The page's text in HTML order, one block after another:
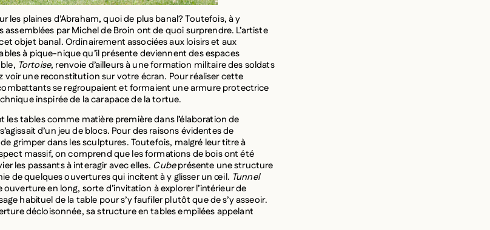
les plaines d’Abraham, quoi de plus banal? Toutefois, à y
assemblées par Michel de Broin ont de quoi surprendre. L’artiste
objet banal. Ordinairement associées aux loisirs et aux
à pique-nique qu’il présente deviennent des espaces
Tortoise, renvoie d’ailleurs à une formation militaire des soldats
voir une reconstitution sur votre écran. Pour réaliser cette
se regroupaient et formaient une armure protectrice
inspirée de la carapace de la tortue.
les tables comme matière première dans l’élaboration de
d’un jeu de blocs. Pour des raisons évidentes de
grimper dans les sculptures. Toutefois, malgré leur titre à
massif, on comprend que les formations de bois ont été
les passants à interagir avec elles. Cubeprésente une structure
de quelques ouvertures qui incitent à y glisser un œil. Tunnel
ouverture en long, sorte d’invitation à explorer l’intérieur de
habituel de la table pour s’y faufiler plutôt que de s’y asseoir.
décloisonnée, sa structure en tables empilées appelant